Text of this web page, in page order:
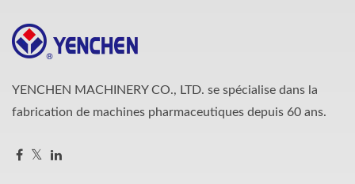
YENCHEN MACHINERY CO., LTD. se spécialise dans la
fabrication de machines pharmaceutiques depuis 60 ans.